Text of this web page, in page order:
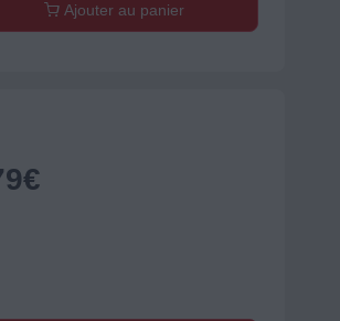
Ajouter au panier
€